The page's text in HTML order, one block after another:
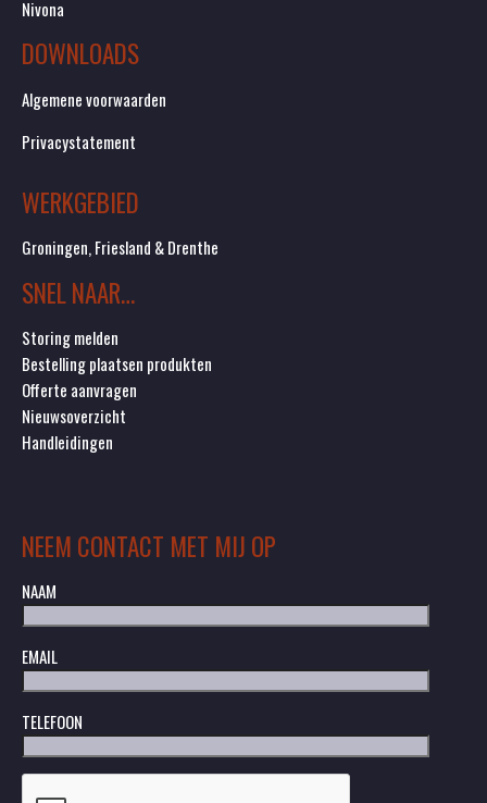
Nivona
DOWNLOADS
Algemene voorwaarden
Privacystatement
WERKGEBIED
Groningen, Friesland & Drenthe
SNEL NAAR…
Storing melden
Bestelling plaatsen produkten
Offerte aanvragen
Nieuwsoverzicht
Handleidingen
NEEM CONTACT MET MIJ OP
NAAM
EMAIL
TELEFOON